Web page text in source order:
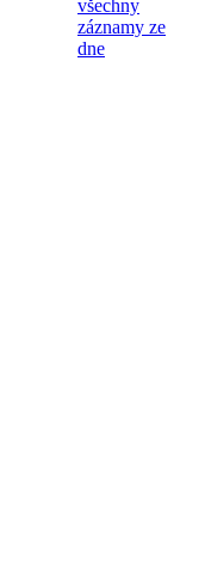
všechny
záznamy ze
dne